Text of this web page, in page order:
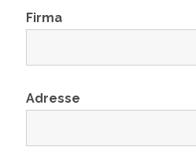
Firma
Adresse